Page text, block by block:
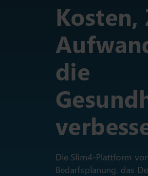
die
Die Slim4-Plattform
Bedarfsplanung, das